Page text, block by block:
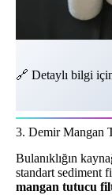
🔗 Detaylı bilgi
3. Demir Mangan
Bulanıklığın
standart sediment
mangan tutucu